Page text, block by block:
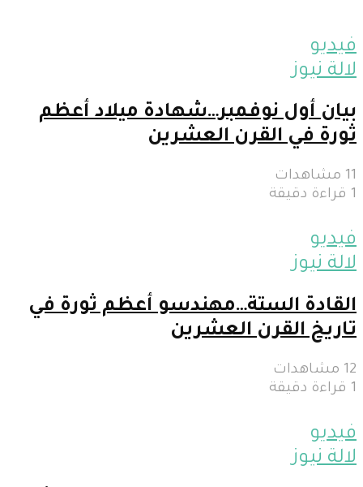
فيديو
لالة نيوز
بيان أول نوفمبر…شهادة ميلاد أعظم
ثورة في القرن العشرين
11 مشاهدات
1 قراءة دقيقة
فيديو
لالة نيوز
القادة الستة…مهندسو أعظم ثورة في
تاريخ القرن العشرين
12 مشاهدات
1 قراءة دقيقة
فيديو
لالة نيوز